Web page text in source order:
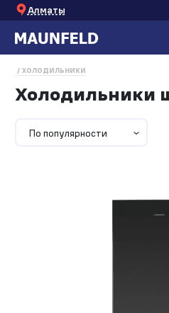
Алматы
ХОЛОДИЛЬНИКИ
Холодильники
По популярности